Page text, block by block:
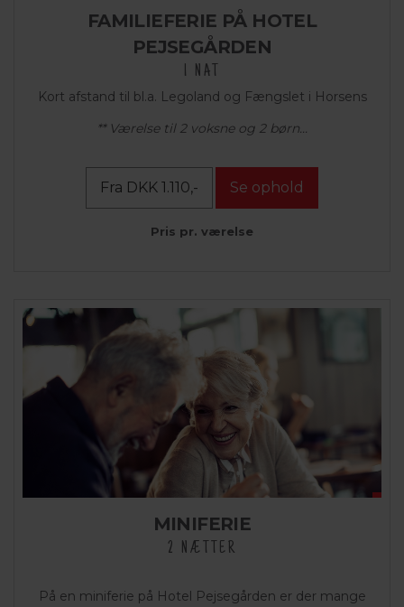
FAMILIEFERIE PÅ HOTEL
PEJSEGÅRDEN
1 NAT
Kort afstand til bl.a. Legoland og Fængslet i Horsens
** Værelse til 2 voksne og 2 børn...
Fra DKK 1.110,- Se ophold
Pris pr. værelse
MINIFERIE
2 NÆTTER
På en miniferie på Hotel Pejsegården er der mange